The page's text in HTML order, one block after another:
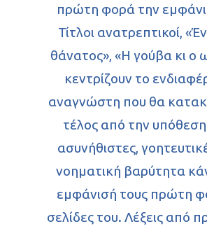
πρώτη φορά την
Τίτλοι ανατρεπτικοί,
θάνατος», «Η γούβα κι ο
κεντρίζουν το
αναγνώστη που θα
τέλος από την
ασυνήθιστες,
νοηματική βαρύτητα
εμφάνισή τους πρώτη
σελίδες του. Λέξεις από